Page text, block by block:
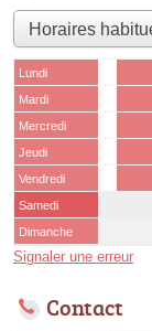
Lundi
Mardi
Mercredi
Jeudi
Vendredi
Samedi
Dimanche
Signaler une erreur
Contact